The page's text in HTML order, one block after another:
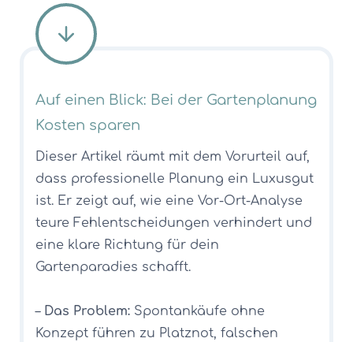
Auf einen Blick: Bei der Gartenplanung
Kosten sparen
Dieser Artikel räumt mit dem Vorurteil auf,
dass professionelle Planung ein Luxusgut
ist. Er zeigt auf, wie eine Vor-Ort-Analyse
teure Fehlentscheidungen verhindert und
eine klare Richtung für dein
Gartenparadies schafft.
– Das Problem: Spontankäufe ohne
Konzept führen zu Platznot, falschen